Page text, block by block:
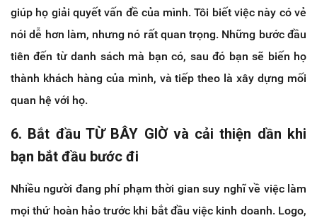
giúp họ giải quyết vấn đề của mình. Tôi biết việc này có vẻ
nói dễ hơn làm, nhưng nó rất quan trọng. Những bước đầu
tiên đến từ danh sách mà bạn có, sau đó bạn sẽ biến họ
thành khách hàng của mình, và tiếp theo là xây dựng mối
quan hệ với họ.
6. Bắt đầu TỪ BÂY GIỜ và cải thiện dần khi
bạn bắt đầu bước đi
Nhiều người đang phí phạm thời gian suy nghĩ về việc làm
mọi thứ hoàn hảo trước khi bắt đầu việc kinh doanh. Logo,